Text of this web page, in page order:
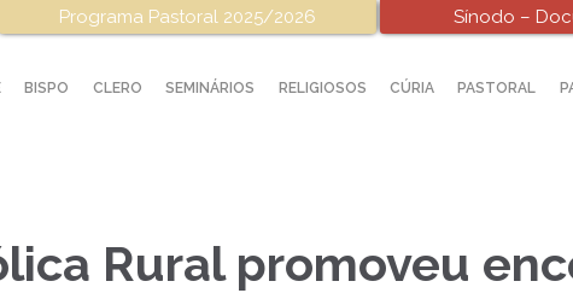
Programa Pastoral 2025/2026 Sínodo –
BISPO CLERO SEMINÁRIOS RELIGIOSOS CÚRIA PASTORAL
Rural promoveu